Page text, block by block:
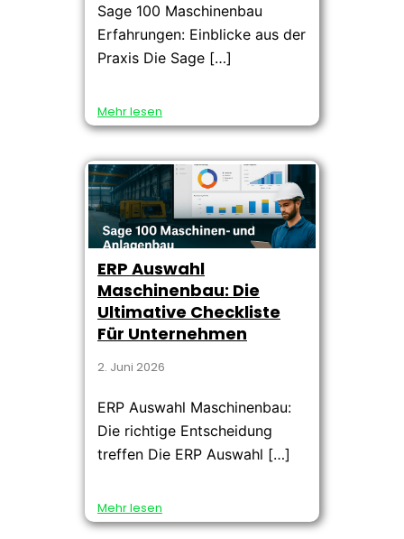
Sage 100 Maschinenbau
Erfahrungen: Einblicke aus der
Praxis Die Sage […]
Mehr lesen
ERP Auswahl
Maschinenbau: Die
Ultimative Checkliste
Für Unternehmen
2. Juni 2026
ERP Auswahl Maschinenbau:
Die richtige Entscheidung
treffen Die ERP Auswahl […]
Mehr lesen